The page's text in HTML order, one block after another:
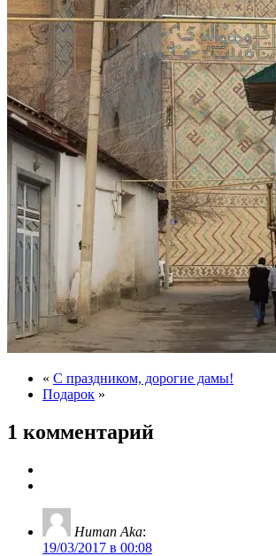
« C праздником, дорогие дамы!
Подарок »
1 комментарий
Human Aka:
19/03/2017 в 00:08